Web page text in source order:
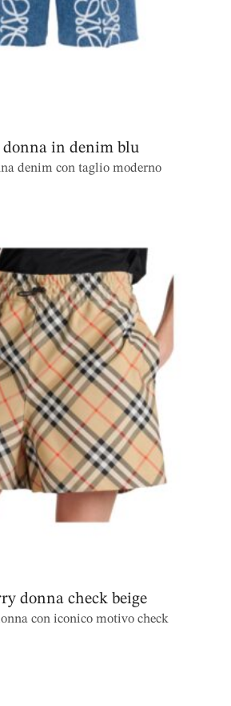
donna in denim blu
denim con taglio moderno
donna check beige
con iconico motivo check